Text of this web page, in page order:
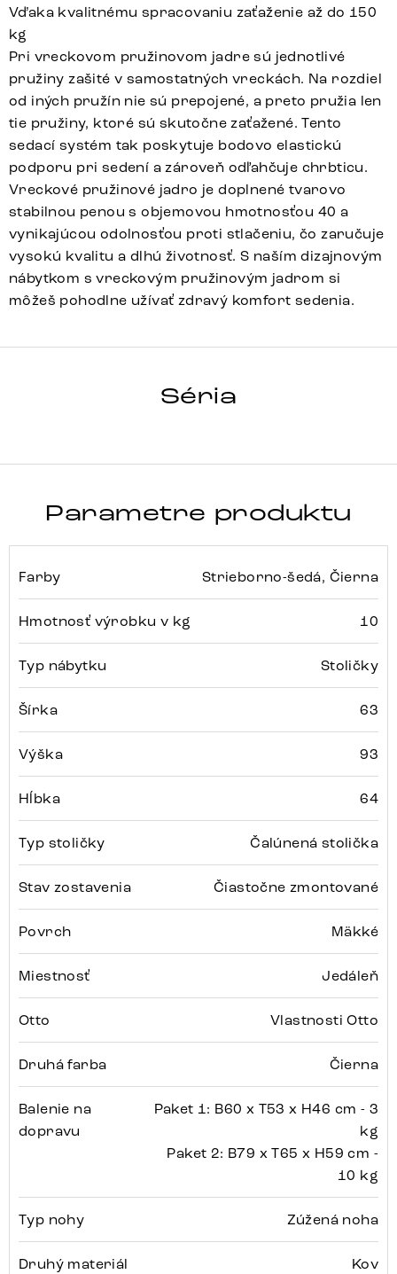
Vďaka kvalitnému spracovaniu zaťaženie až do 150
kg
Pri vreckovom pružinovom jadre sú jednotlivé
pružiny zašité v samostatných vreckách. Na rozdiel
od iných pružín nie sú prepojené, a preto pružia len
tie pružiny, ktoré sú skutočne zaťažené. Tento
sedací systém tak poskytuje bodovo elastickú
podporu pri sedení a zároveň odľahčuje chrbticu.
Vreckové pružinové jadro je doplnené tvarovo
stabilnou penou s objemovou hmotnosťou 40 a
vynikajúcou odolnosťou proti stlačeniu, čo zaručuje
vysokú kvalitu a dlhú životnosť. S naším dizajnovým
nábytkom s vreckovým pružinovým jadrom si
môžeš pohodlne užívať zdravý komfort sedenia.
Séria
Heira-Flex
Array
Parametre produktu
Farby Strieborno-šedá, Čierna
Hmotnosť výrobku v kg 10
Typ nábytku Stoličky
Šírka 63
Výška 93
Hĺbka 64
Typ stoličky Čalúnená stolička
Stav zostavenia Čiastočne zmontované
Povrch Mäkké
Miestnosť Jedáleň
Otto Vlastnosti Otto
Druhá farba Čierna
Balenie na
dopravu
Paket 1: B60 x T53 x H46 cm - 3
kg
Paket 2: B79 x T65 x H59 cm -
10 kg
Typ nohy Zúžená noha
Druhý materiál Kov